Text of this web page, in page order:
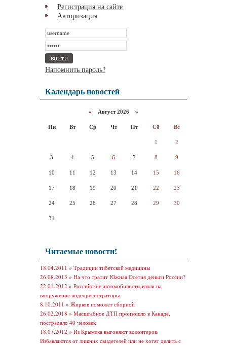
Регистрация на сайте
Авторизация
Напомнить пароль?
Календарь новостей
« Август 2026 »
Пн Вт Ср Чт Пт Сб Вс
1 2
3 4 5 6 7 8 9
10 11 12 13 14 15 16
17 18 19 20 21 22 23
24 25 26 27 28 29 30
31
Читаемые новости!
18.04.2011 » Традиции тибетской медицины
26.08.2013 » На что тратит Южная Осетия деньги России?
22.01.2012 » Российские автомобилисты взяли на
вооружение видеорегистраторы
8.10.2011 » Жирков поможет сборной
26.02.2018 » Масштабное ДТП произошло в Канаде,
пострадало 40 человек
18.07.2012 » Из Крымска выгоняют волонтеров.
Избавляются от лишних свидетелей или не хотят делить с